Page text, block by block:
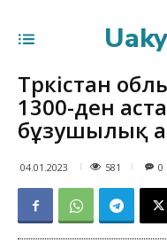
Түркістан
1300-ден
бұзушылық
04.01.2023 581 0